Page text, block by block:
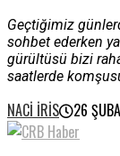
Geçtiğimiz
sohbet ederken
gürültüsü bizi
saatlerde
NACI İRIS 26